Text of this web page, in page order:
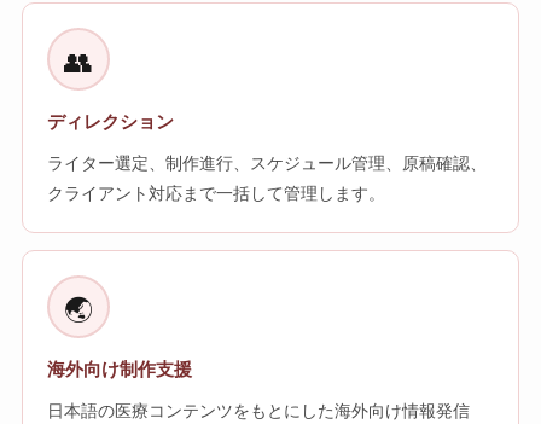
👥
ディレクション
ライター選定、制作進行、スケジュール管理、原稿確認、
クライアント対応まで一括して管理します。
🌏
海外向け制作支援
日本語の医療コンテンツをもとにした海外向け情報発信